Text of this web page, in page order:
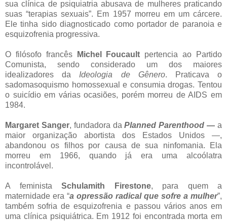
sua clínica de psiquiatria abusava de mulheres praticando
suas “terapias sexuais”. Em 1957 morreu em um cárcere.
Ele tinha sido diagnosticado como portador de paranoia e
esquizofrenia progressiva.
O filósofo francês Michel Foucault pertencia ao Partido
Comunista, sendo considerado um dos maiores
idealizadores da Ideologia de Gênero. Praticava o
sadomasoquismo homossexual e consumia drogas. Tentou
o suicídio em várias ocasiões, porém morreu de AIDS em
1984.
Margaret Sanger, fundadora daPlanned Parenthood —a
maior organização abortista dos Estados Unidos —,
abandonou os filhos por causa de sua ninfomania. Ela
morreu em 1966, quando já era uma alcoólatra
incontrolável.
A feminista Schulamith Firestone, para quem a
maternidade era “a opressão radical que sofre a mulher”,
também sofria de esquizofrenia e passou vários anos em
uma clínica psiquiátrica. Em 1912 foi encontrada morta em